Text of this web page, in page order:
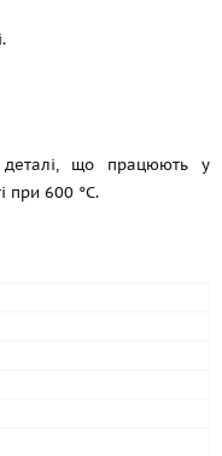
деталі, що працюють у
при 600 °C.